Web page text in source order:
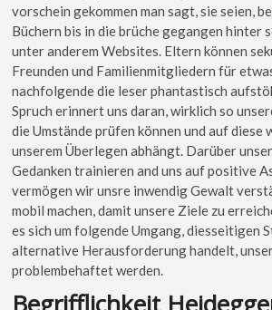
vorschein gekommen man sagt, sie seien,
Büchern bis in die brüche gegangen hinter
unter anderem Websites. Eltern können
Freunden und Familienmitgliedern für
nachfolgende die leser phantastisch
Spruch erinnert uns daran, wirklich so
die Umstände prüfen können und auf diese
unserem Überlegen abhängt. Darüber
Gedanken trainieren and uns auf positive
vermögen wir unsre inwendig Gewalt
mobil machen, damit unsere Ziele zu
es sich um folgende Umgang, diesseitigen
alternative Herausforderung handelt,
problembehaftet werden.
Begrifflichkeit